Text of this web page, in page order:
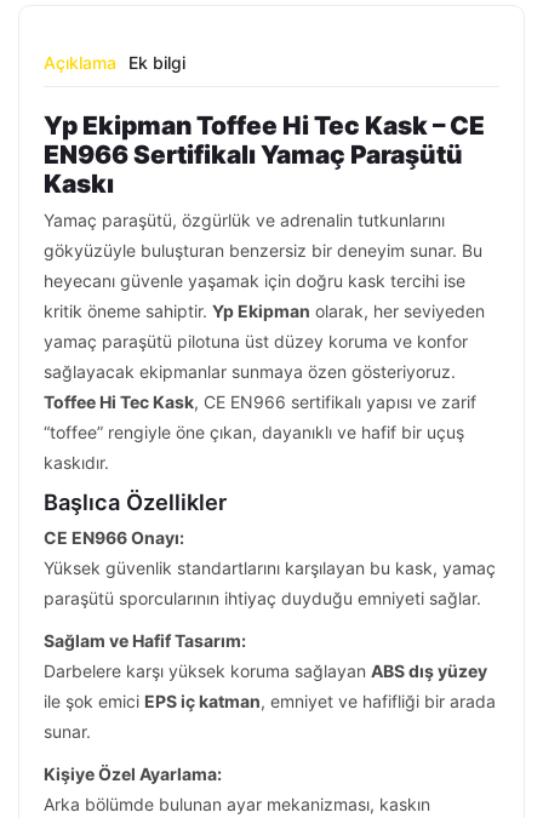
Açıklama Ek bilgi
Yp Ekipman Toffee Hi Tec Kask – CE
EN966 Sertifikalı Yamaç Paraşütü
Kaskı
Yamaç paraşütü, özgürlük ve adrenalin tutkunlarını
gökyüzüyle buluşturan benzersiz bir deneyim sunar. Bu
heyecanı güvenle yaşamak için doğru kask tercihi ise
kritik öneme sahiptir. Yp Ekipman olarak, her seviyeden
yamaç paraşütü pilotuna üst düzey koruma ve konfor
sağlayacak ekipmanlar sunmaya özen gösteriyoruz.
Toffee Hi Tec Kask, CE EN966 sertifikalı yapısı ve zarif
“toffee” rengiyle öne çıkan, dayanıklı ve hafif bir uçuş
kaskıdır.
Başlıca Özellikler
CE EN966 Onayı:
Yüksek güvenlik standartlarını karşılayan bu kask, yamaç
paraşütü sporcularının ihtiyaç duyduğu emniyeti sağlar.
Sağlam ve Hafif Tasarım:
Darbelere karşı yüksek koruma sağlayan ABS dış yüzey
ile şok emici EPS iç katman, emniyet ve hafifliği bir arada
sunar.
Kişiye Özel Ayarlama:
Arka bölümde bulunan ayar mekanizması, kaskın